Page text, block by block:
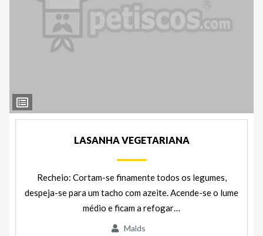
Ver
Ingredientes
LASANHA VEGETARIANA
Recheio: Cortam-se finamente todos os legumes,
despeja-se para um tacho com azeite. Acende-se o lume
médio e ficam a refogar…
Malds